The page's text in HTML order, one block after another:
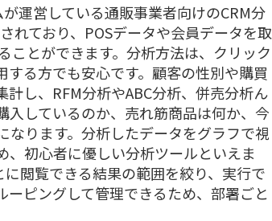
運営している通販事業者向けのCRM分
れており、POSデータや会員データを取
ことができます。分析方法は、クリック
る方でも安心です。顧客の性別や購買
し、RFM分析やABC分析、併売分析ん
入しているのか、売れ筋商品は何か、今
ります。分析したデータをグラフで視
初心者に優しい分析ツールといえま
閲覧できる結果の範囲を絞り、実行で
ピングして管理できるため、部署ごと